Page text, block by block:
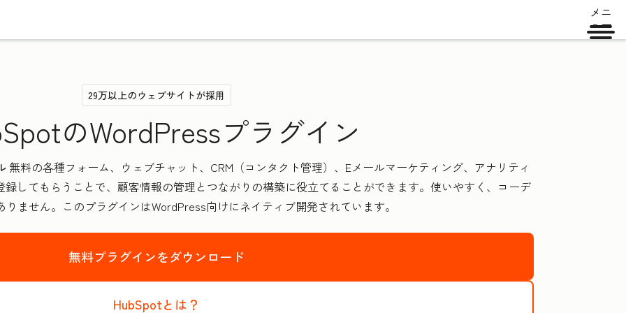
メニ
ュー
29万以上のウェブサイトが採用
のWordPressプラグイン
無料の各種フォーム、ウェブチャット、CRM（コンタクト管理）、Eメールマーケティング、アナリティ
してもらうことで、顧客情報の管理とつながりの構築に役立てることができます。使いやすく、コーデ
ません。このプラグインはWordPress向けにネイティブ開発されています。
無料プラグインをダウンロード
HubSpotとは？